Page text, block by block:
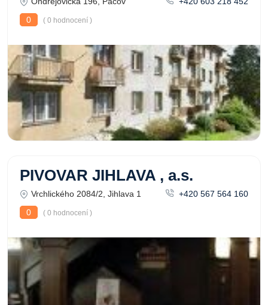
0
( 0 hodnocení )
PIVOVAR JIHLAVA , a.s.
Vrchlického 2084/2, Jihlava 1
+420 567 564 160
0
( 0 hodnocení )